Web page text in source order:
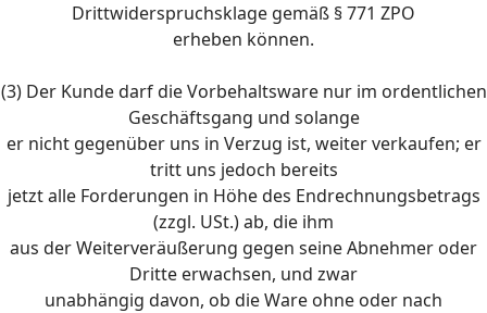
Drittwiderspruchsklage gemäß § 771 ZPO
erheben können.
(3) Der Kunde darf die Vorbehaltsware nur im ordentlichen
Geschäftsgang und solange
er nicht gegenüber uns in Verzug ist, weiter verkaufen; er
tritt uns jedoch bereits
jetzt alle Forderungen in Höhe des Endrechnungsbetrags
(zzgl. USt.) ab, die ihm
aus der Weiterveräußerung gegen seine Abnehmer oder
Dritte erwachsen, und zwar
unabhängig davon, ob die Ware ohne oder nach